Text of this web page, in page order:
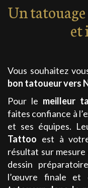
Un
et
Vous souhaitez
bon tatoueurvers
Pour le meilleur
faites confiance à
et ses équipes.
Tattoo est à
résultat sur
dessin
l’œuvre finale et